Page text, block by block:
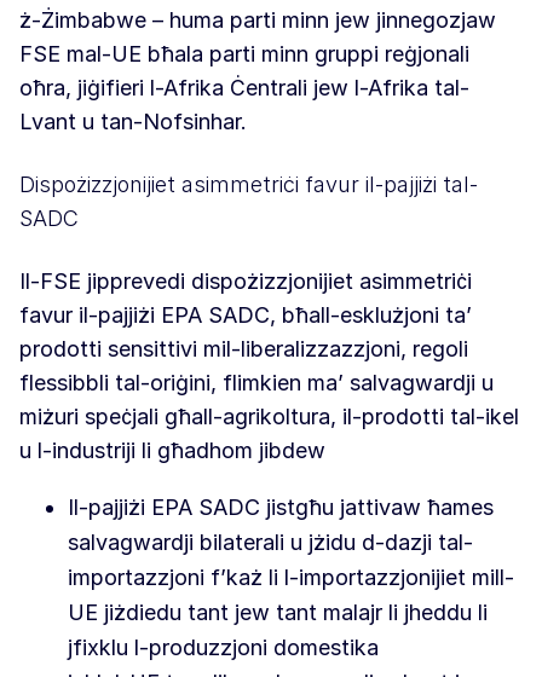
ż-Żimbabwe – huma parti minn jew jinnegozjaw
FSE mal-UE bħala parti minn gruppi reġjonali
oħra, jiġifieri l-Afrika Ċentrali jew l-Afrika tal-
Lvant u tan-Nofsinhar.
Dispożizzjonijiet asimmetriċi favur il-pajjiżi tal-
SADC
Il-FSE jipprevedi dispożizzjonijiet asimmetriċi
favur il-pajjiżi EPA SADC, bħall-esklużjoni ta’
prodotti sensittivi mil-liberalizzazzjoni, regoli
flessibbli tal-oriġini, flimkien ma’ salvagwardji u
miżuri speċjali għall-agrikoltura, il-prodotti tal-ikel
u l-industriji li għadhom jibdew
Il-pajjiżi EPA SADC jistgħu jattivaw ħames
salvagwardji bilaterali u jżidu d-dazji tal-
importazzjoni f’każ li l-importazzjonijiet mill-
UE jiżdiedu tant jew tant malajr li jheddu li
jfixklu l-produzzjoni domestika